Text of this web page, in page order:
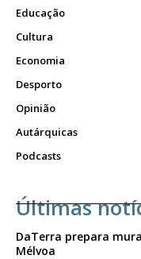
Educação
Cultura
Economia
Desporto
Opinião
Autárquicas
Podcasts
Últimas
DaTerra prepara
Mélvoa